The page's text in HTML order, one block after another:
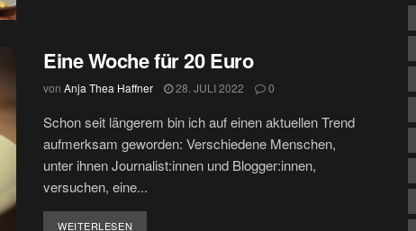
Eine Woche für 20 Euro
von Anja Thea Haffner 28. JULI 2022 0
Schon seit längerem bin ich auf einen aktuellen Trend
aufmerksam geworden: Verschiedene Menschen,
unter ihnen Journalist:innen und Blogger:innen,
versuchen, eine...
WEITERLESEN